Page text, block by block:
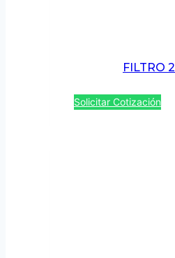
FILTRO
Solicitar Cotización